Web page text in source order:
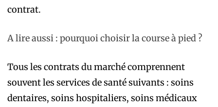
contrat.
A lire aussi : pourquoi choisir la course à pied ?
Tous les contrats du marché comprennent
souvent les services de santé suivants : soins
dentaires, soins hospitaliers, soins médicaux